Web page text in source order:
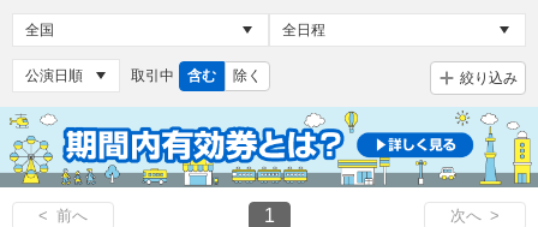
取引中 含む 除く 絞り込み
< 前へ 1 次へ >